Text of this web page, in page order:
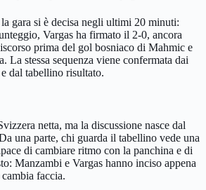
gara si è decisa negli ultimi 20 minuti:
Vargas ha firmato il 2-0, ancora
prima del gol bosniaco di Mahmic e
La stessa sequenza viene confermata dai
dal tabellino risultato.
netta, ma la discussione nasce dal
una parte, chi guarda il tabellino vede una
di cambiare ritmo con la panchina e di
Manzambi e Vargas hanno inciso appena
faccia.